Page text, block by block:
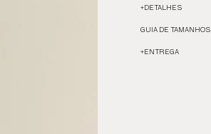
+DETALHES
GUIA DE TAMANHOS
+ENTREGA